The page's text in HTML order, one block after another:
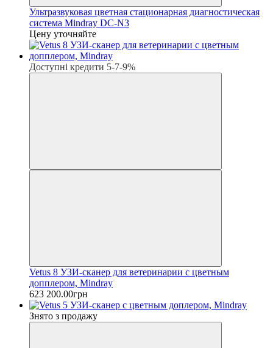
Ультразвуковая цветная стационарная диагностическая
система Mindray DC-N3
Цену уточняйте
Доступні кредити 5-7-9%
Vetus 8 УЗИ-сканер для ветеринарии с цветным
допплером, Mindray
623 200.00грн
Знято з продажу